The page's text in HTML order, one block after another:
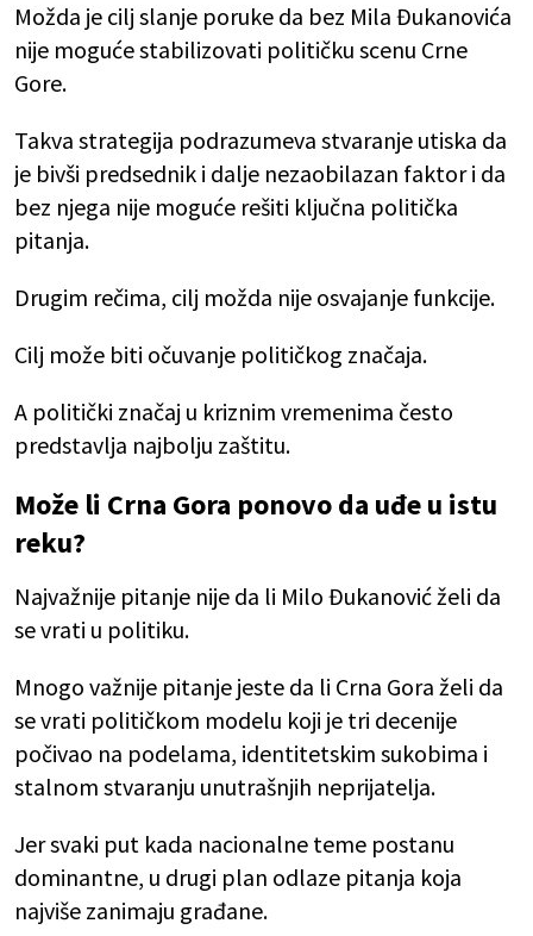
Možda je cilj slanje poruke da bez Mila Đukanovića
nije moguće stabilizovati političku scenu Crne
Gore.
Takva strategija podrazumeva stvaranje utiska da
je bivši predsednik i dalje nezaobilazan faktor i da
bez njega nije moguće rešiti ključna politička
pitanja.
Drugim rečima, cilj možda nije osvajanje funkcije.
Cilj može biti očuvanje političkog značaja.
A politički značaj u kriznim vremenima često
predstavlja najbolju zaštitu.
Može li Crna Gora ponovo da uđe u istu
reku?
Najvažnije pitanje nije da li Milo Đukanović želi da
se vrati u politiku.
Mnogo važnije pitanje jeste da li Crna Gora želi da
se vrati političkom modelu koji je tri decenije
počivao na podelama, identitetskim sukobima i
stalnom stvaranju unutrašnjih neprijatelja.
Jer svaki put kada nacionalne teme postanu
dominantne, u drugi plan odlaze pitanja koja
najviše zanimaju građane.